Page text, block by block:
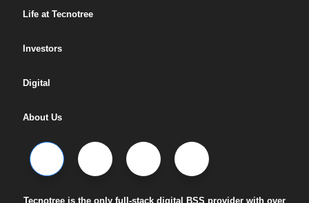
Life at Tecnotree
Investors
Digital
About Us
Tecnotree is the only full-stack digital BSS provider with over